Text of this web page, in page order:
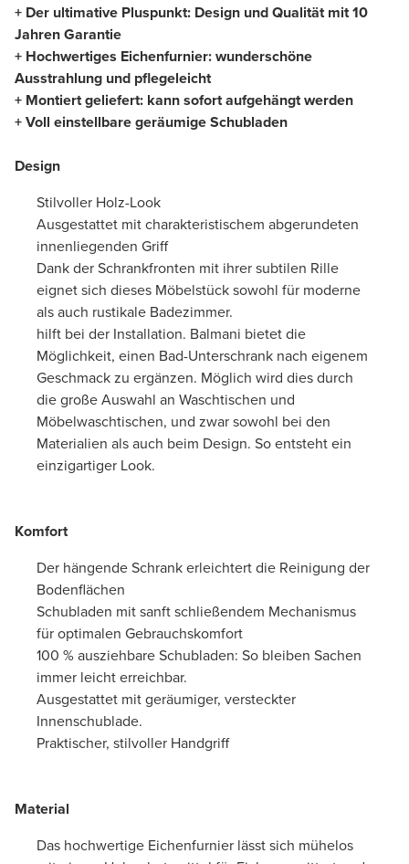
+ Der ultimative Pluspunkt: Design und Qualität mit 10
Jahren Garantie
+ Hochwertiges Eichenfurnier: wunderschöne
Ausstrahlung und pflegeleicht
+ Montiert geliefert: kann sofort aufgehängt werden
+ Voll einstellbare geräumige Schubladen
Design
Stilvoller Holz-Look
Ausgestattet mit charakteristischem abgerundeten
innenliegenden Griff
Dank der Schrankfronten mit ihrer subtilen Rille
eignet sich dieses Möbelstück sowohl für moderne
als auch rustikale Badezimmer.
hilft bei der Installation. Balmani bietet die
Möglichkeit, einen Bad-Unterschrank nach eigenem
Geschmack zu ergänzen. Möglich wird dies durch
die große Auswahl an Waschtischen und
Möbelwaschtischen, und zwar sowohl bei den
Materialien als auch beim Design. So entsteht ein
einzigartiger Look.
Komfort
Der hängende Schrank erleichtert die Reinigung der
Bodenflächen
Schubladen mit sanft schließendem Mechanismus
für optimalen Gebrauchskomfort
100 % ausziehbare Schubladen: So bleiben Sachen
immer leicht erreichbar.
Ausgestattet mit geräumiger, versteckter
Innenschublade.
Praktischer, stilvoller Handgriff
Material
Das hochwertige Eichenfurnier lässt sich mühelos